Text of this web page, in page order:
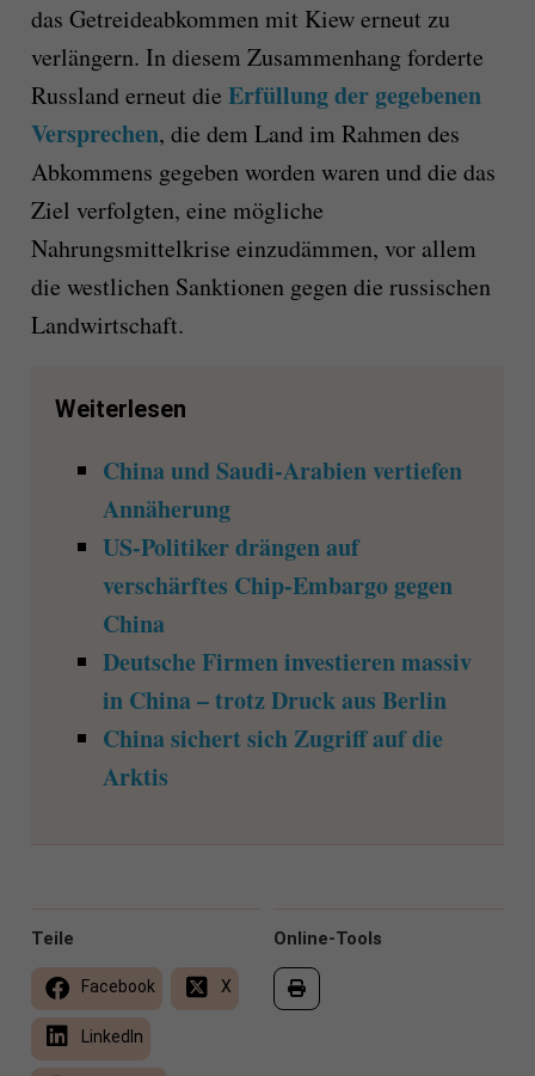
das Getreideabkommen mit Kiew erneut zu
verlängern. In diesem Zusammenhang forderte
Russland erneut die Erfüllung der gegebenen
Versprechen, die dem Land im Rahmen des
Abkommens gegeben worden waren und die das
Ziel verfolgten, eine mögliche
Nahrungsmittelkrise einzudämmen, vor allem
die westlichen Sanktionen gegen die russischen
Landwirtschaft.
Weiterlesen
China und Saudi-Arabien vertiefen
Annäherung
US-Politiker drängen auf
verschärftes Chip-Embargo gegen
China
Deutsche Firmen investieren massiv
in China – trotz Druck aus Berlin
China sichert sich Zugriff auf die
Arktis
Online-Tools
Teile
Facebook X
LinkedIn